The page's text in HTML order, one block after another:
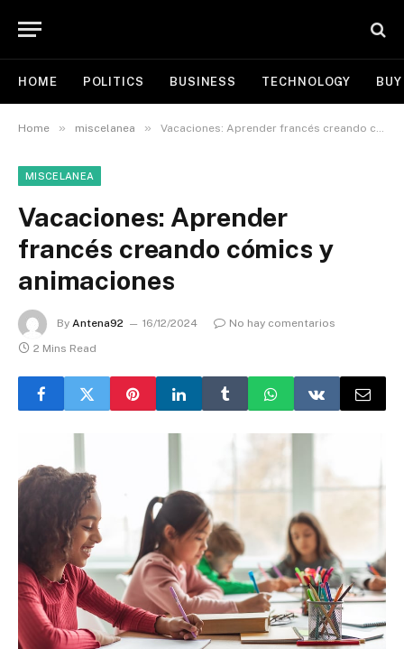
HOME POLITICS BUSINESS TECHNOLOGY
Home » miscelanea » Vacaciones: Aprender francés creando cómics y animaciones
MISCELANEA
Vacaciones: Aprender
francés creando cómics y
animaciones
By Antena92 16/12/2024
No hay comentarios
2 Mins Read